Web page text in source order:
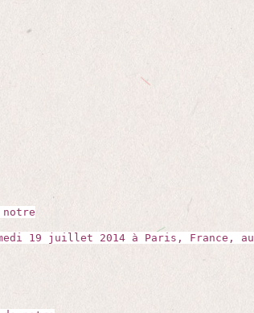
19 juillet 2014 à Paris, France, au